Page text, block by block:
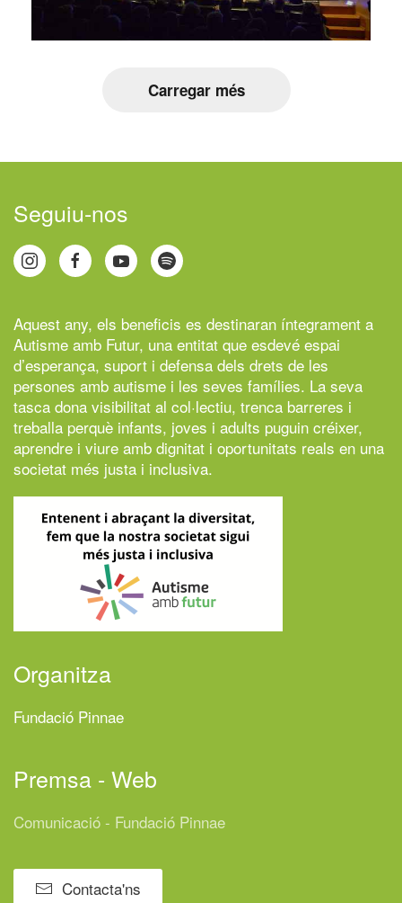
Carregar més
Seguiu-nos
Aquest any, els beneficis es destinaran íntegrament a
Autisme amb Futur, una entitat que esdevé espai
d’esperança, suport i defensa dels drets de les
persones amb autisme i les seves famílies. La seva
tasca dona visibilitat al col·lectiu, trenca barreres i
treballa perquè infants, joves i adults puguin créixer,
aprendre i viure amb dignitat i oportunitats reals en una
societat més justa i inclusiva.
Organitza
Fundació Pinnae
Premsa - Web
Comunicació - Fundació Pinnae
Contacta'ns